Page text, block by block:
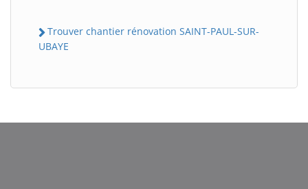
Trouver chantier rénovation SAINT-PAUL-SUR-
UBAYE
BatiWebPro